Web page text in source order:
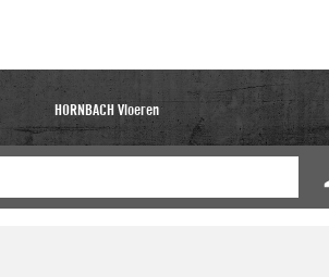
HORNBACH Vloeren